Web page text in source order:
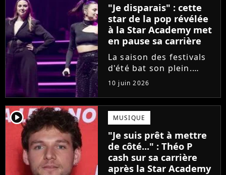
"Je disparais" : cette
star de la pop révélée
à la Star Academy met
en pause sa carrière
La saison des festivals
d'été bat son plein.
Avant sa venue à
Solidays ou aux
Francofolies, cette
chanteuse phare de la
pop francophone fait
une annonce de taille :
une fois sa tournée...
10 juin 2026
player2 MUSIQUE
"Je suis prêt à mettre
de côté..." : Théo P
cash sur sa carrière
après la Star Academy